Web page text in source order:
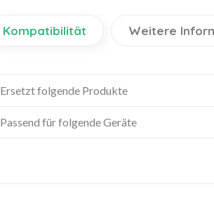
Kompatibilität Weitere
Ersetzt folgende Produkte
Passend für folgende Geräte